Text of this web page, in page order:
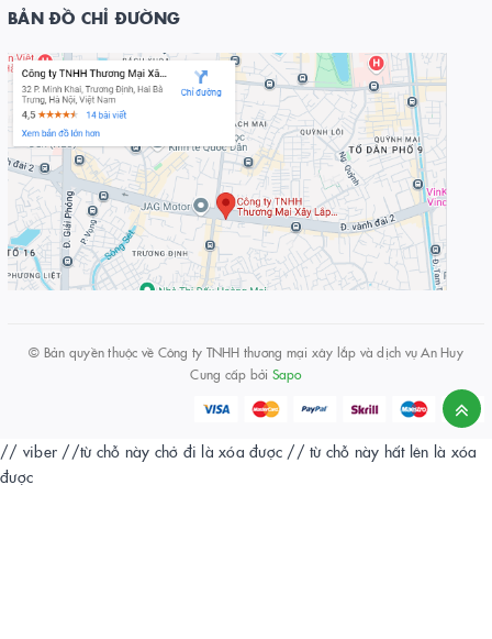
BẢN ĐỒ CHỈ ĐƯỜNG
© Bản quyền thuộc về Công ty TNHH thương mại xây lắp và dịch vụ An Huy
Cung cấp bởi Sapo
// viber //từ chỗ này chở đi là xóa được // từ chỗ này hất lên là xóa
được